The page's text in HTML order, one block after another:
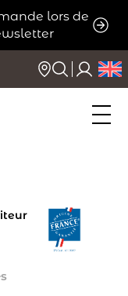
lors de